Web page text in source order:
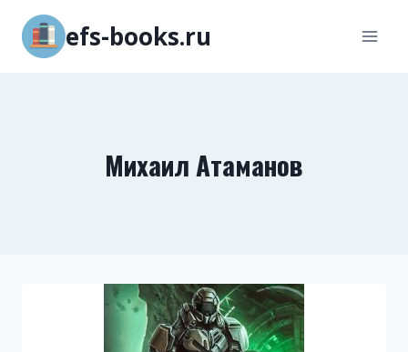
Перейти
содержимому
efs-books.ru
Михаил Атаманов